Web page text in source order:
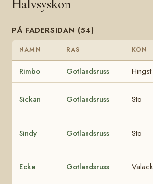
Halvsyskon
PÅ FADERSIDAN (54)
NAMN RAS KÖN
Rimbo Gotlandsruss Hingst
Sickan Gotlandsruss Sto
Sindy Gotlandsruss Sto
Ecke Gotlandsruss Valack